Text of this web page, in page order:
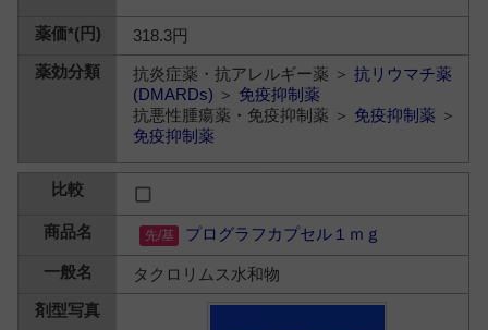
318.3円
抗炎症薬・抗アレルギー薬 ＞抗リウマチ薬
(DMARDs) ＞ 免疫抑制薬
抗悪性腫瘍薬・免疫抑制薬 ＞ 免疫抑制薬 ＞
免疫抑制薬
プログラフカプセル１ｍｇ
タクロリムス水和物